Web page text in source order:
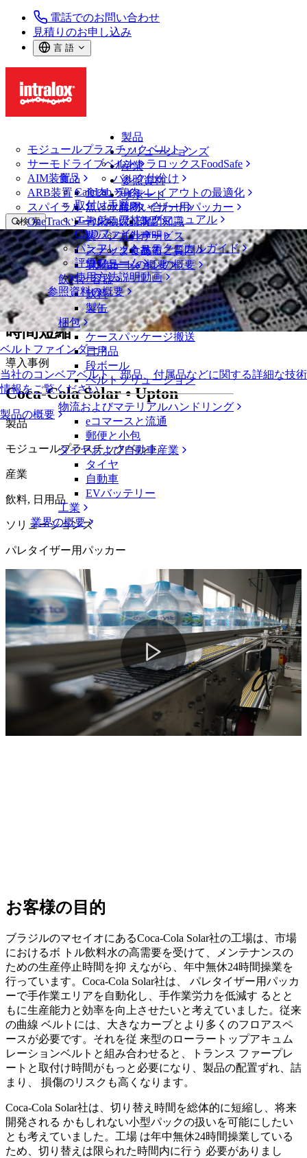
電話でのお問い合わせ
見積りのお申し込み
言 語
製品
モジュールプラスチックベルト
サーモドライブベルト
AIM装置
ARB装置
スパイラル
OneTrackツールおよび部品
ベルトファインダー
当社のコンベアベルト、部品、付属品などに関する詳細な技術
情報をご覧ください
製品の概要
ソリューションズ
イントラロックスFoodSafe
バルク仕分け
ラインレイアウトの最適化
パレタイザー用パッカー
専門知識
サービス
技術
ソリューションの概要
産業
食品
食肉、鶏肉
魚と水産物
青果物
製パン
スナック食品
乳製品
飲料と容器
飲料
製缶
梱包
ケースパッケージ搬送
日用品
段ボール
ベルトソリューション
物流およびマテリアルハンドリング
eコマースと流通
郵便と小包
タイヤおよび自動車産業
タイヤ
自動車
EVバッテリー
工業
業界の概要
参照資料
CalcLab
取付け手順
エンジニアリングマニュアル
CADファイル
パンフレット・テクニカルガイド
評価フォーム
使用方法説明動画
参照資料の概要
サポート
お問い合わせ
保証
方針声明
よくあるご質問
サポートの概要
検 索
メニューを開く
ニュース・メディア
パレタイザー用パッカーでトランスフ
ァープレート数減少、 スペース節約、
時間短縮
導入事例
Coca-Cola Solar • Upton
製品
モジュールプラスチックベルト
産業
飲料, 日用品
ソリューションズ
パレタイザー用パッカー
お客様の目的
ブラジルのマセイオにあるCoca‐Cola Solar社の工場は、市場
におけるボ トル飲料水の高需要を受けて、メンテナンスの
ための生産停止時間を抑 えながら、年中無休24時間操業を
行っています。Coca-Cola Solar社は、 パレタイザー用パッカ
ーで手作業エリアを自動化し、手作業労力を低減す るとと
もに生産能力と効率を向上させたいと考えていました。従来
の曲線 ベルトには、大きなカーブとより多くのフロアスペ
ースが必要です。それを従 来型のローラートップアキュム
レーションベルトと組み合わせると、トランス ファープレ
ートと取付け時間がもっと必要になり、製品の配置ずれ、詰
まり、 損傷のリスクも高くなります。
Coca-Cola Solar社は、切り替え時間を総体的に短縮し、将来
開発される かもしれない小型パックの扱いを可能にしたい
とも考えていました。工場 は年中無休24時間操業している
ため、切り替えは限られた時間内に行う 必要がありまし